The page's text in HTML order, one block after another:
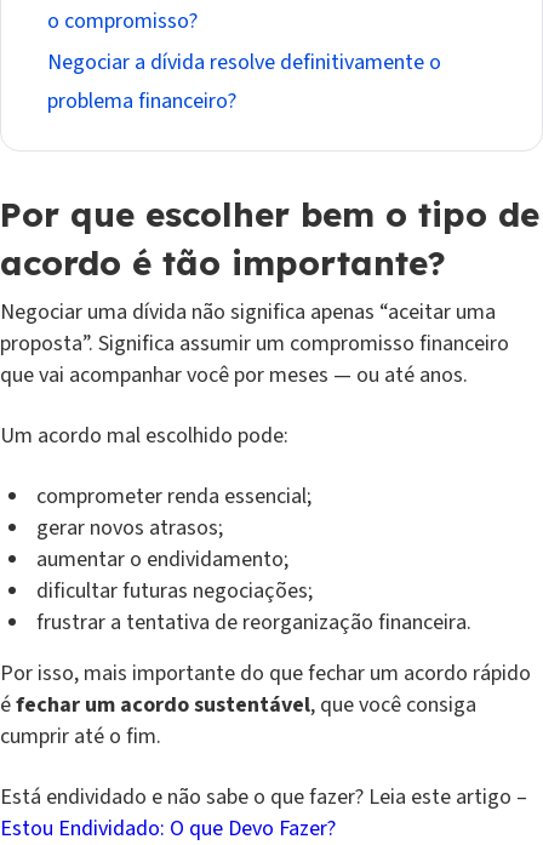
o compromisso?
Negociar a dívida resolve definitivamente o
problema financeiro?
Por que escolher bem o tipo de
acordo é tão importante?
Negociar uma dívida não significa apenas “aceitar uma
proposta”. Significa assumir um compromisso financeiro
que vai acompanhar você por meses — ou até anos.
Um acordo mal escolhido pode:
comprometer renda essencial;
gerar novos atrasos;
aumentar o endividamento;
dificultar futuras negociações;
frustrar a tentativa de reorganização financeira.
Por isso, mais importante do que fechar um acordo rápido
éfechar um acordo sustentável, que você consiga
cumprir até o fim.
Está endividado e não sabe o que fazer? Leia este artigo –
Estou Endividado: O que Devo Fazer?